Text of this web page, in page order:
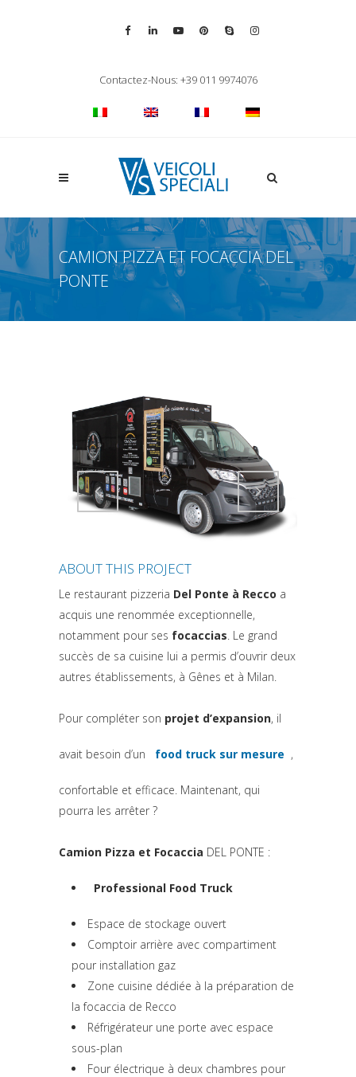
Contactez-Nous: +39 011 9974076
Apri la ricerca
CAMION PIZZA ET FOCACCIA DEL
PONTE
Attiva comando Attiva comando
ABOUT THIS PROJECT
Le restaurant pizzeria Del Ponte à Recco a
acquis une renommée exceptionnelle,
notamment pour ses focaccias. Le grand
succès de sa cuisine lui a permis d’ouvrir deux
autres établissements, à Gênes et à Milan.
Pour compléter son projet d’expansion, il
avait besoin d’un food truck sur mesure ,
confortable et efficace. Maintenant, qui
pourra les arrêter ?
Camion Pizza et Focaccia DEL PONTE :
Professional Food Truck
Espace de stockage ouvert
Comptoir arrière avec compartiment
pour installation gaz
Zone cuisine dédiée à la préparation de
la focaccia de Recco
Réfrigérateur une porte avec espace
sous-plan
Four électrique à deux chambres pour